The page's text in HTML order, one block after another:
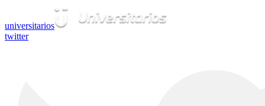
universitarios
twitter